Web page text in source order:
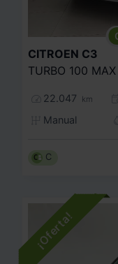
CITROEN C3
TURBO 100 MAX
22.047 km
Manual
C